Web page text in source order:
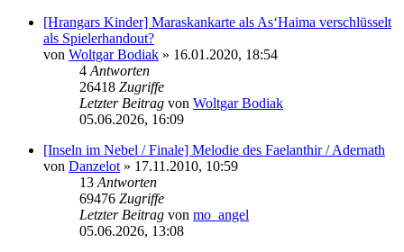
[Hrangars Kinder] Maraskankarte als As‘Haima verschlüsselt
als Spielerhandout?
von Woltgar Bodiak » 16.01.2020, 18:54
4 Antworten
26418 Zugriffe
Letzter Beitrag von Woltgar Bodiak
05.06.2026, 16:09
[Inseln im Nebel / Finale] Melodie des Faelanthir / Adernath
von Danzelot » 17.11.2010, 10:59
13 Antworten
69476 Zugriffe
Letzter Beitrag von mo_angel
05.06.2026, 13:08